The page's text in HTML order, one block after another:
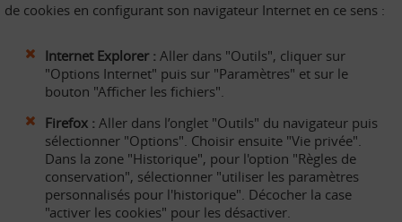
de cookies en configurant son navigateur Internet en ce sens :
Internet Explorer : Aller dans "Outils", cliquer sur
"Options Internet" puis sur "Paramètres" et sur le
bouton "Afficher les fichiers".
Firefox : Aller dans l’onglet "Outils" du navigateur puis
sélectionner "Options". Choisir ensuite "Vie privée".
Dans la zone "Historique", pour l'option "Règles de
conservation", sélectionner "utiliser les paramètres
personnalisés pour l'historique". Décocher la case
"activer les cookies" pour les désactiver.